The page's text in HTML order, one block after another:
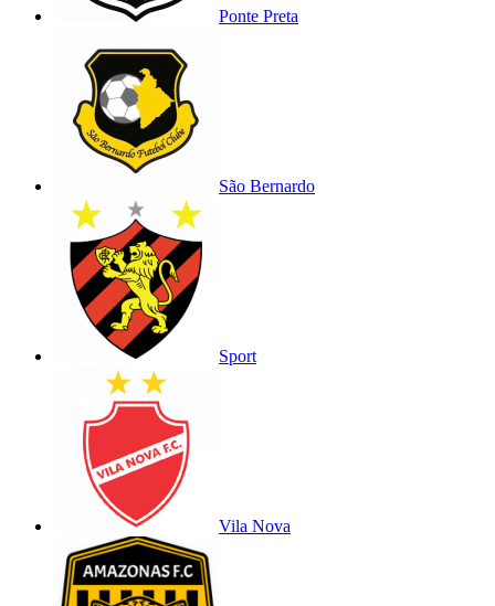
Ponte Preta
São Bernardo
Sport
Vila Nova